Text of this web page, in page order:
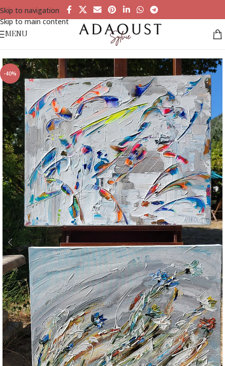
Skip to navigation
Skip to main content
MENU
La Danse des Courants – Vidéo
-40%